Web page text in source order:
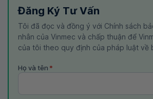
Đăng Ký Tư Vấn
Tôi đã đọc và đồng ý với Chính sách
nhân của Vinmec và chấp thuận để
của tôi theo quy định của pháp luật về
Họ và tên *